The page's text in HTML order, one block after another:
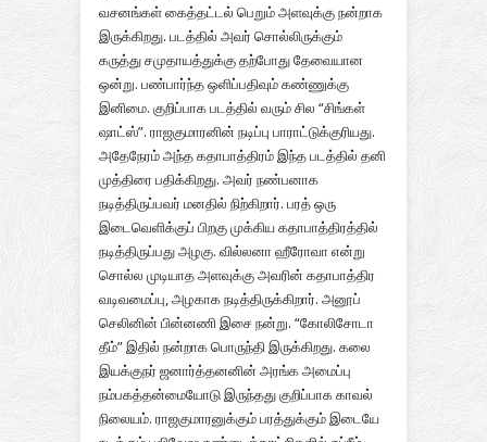
வசனங்கள் கைத்தட்டல் பெறும் அளவுக்கு நன்றாக
இருக்கிறது. படத்தில் அவர் சொல்லிருக்கும்
கருத்து சமுதாயத்துக்கு தற்போது தேவையான
ஒன்று. பண்பார்ந்த ஒளிப்பதிவும் கண்ணுக்கு
இனிமை. குறிப்பாக படத்தில் வரும் சில “சிங்கள்
ஷாட்ஸ்”. ராஜகுமாரனின் நடிப்பு பாராட்டுக்குரியது.
அதேநேரம் அந்த கதாபாத்திரம் இந்த படத்தில் தனி
முத்திரை பதிக்கிறது. அவர் நண்பனாக
நடித்திருப்பவர் மனதில் நிற்கிறார். பரத் ஒரு
இடைவெளிக்குப் பிறகு முக்கிய கதாபாத்திரத்தில்
நடித்திருப்பது அழகு. வில்லனா ஹீரோவா என்று
சொல்ல முடியாத அளவுக்கு அவரின் கதாபாத்திர
வடிவமைப்பு, அழகாக நடித்திருக்கிறார். அனூப்
செலினின் பின்னணி இசை நன்று. “கோலிசோடா
தீம்” இதில் நன்றாக பொருந்தி இருக்கிறது. கலை
இயக்குநர் ஜனார்த்தனனின் அரங்க அமைப்பு
நம்பகத்தன்மையோடு இருந்தது குறிப்பாக காவல்
நிலையம். ராஜகுமாரனுக்கும் பரத்துக்கும் இடையே